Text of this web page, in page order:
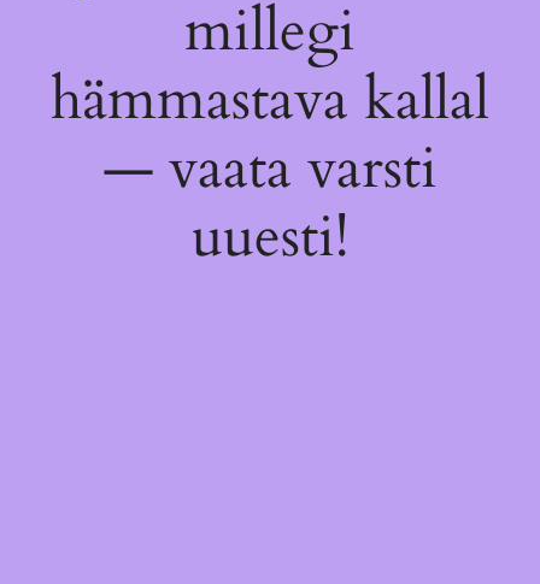
millegi
hämmastava kallal
— vaata varsti
uuesti!